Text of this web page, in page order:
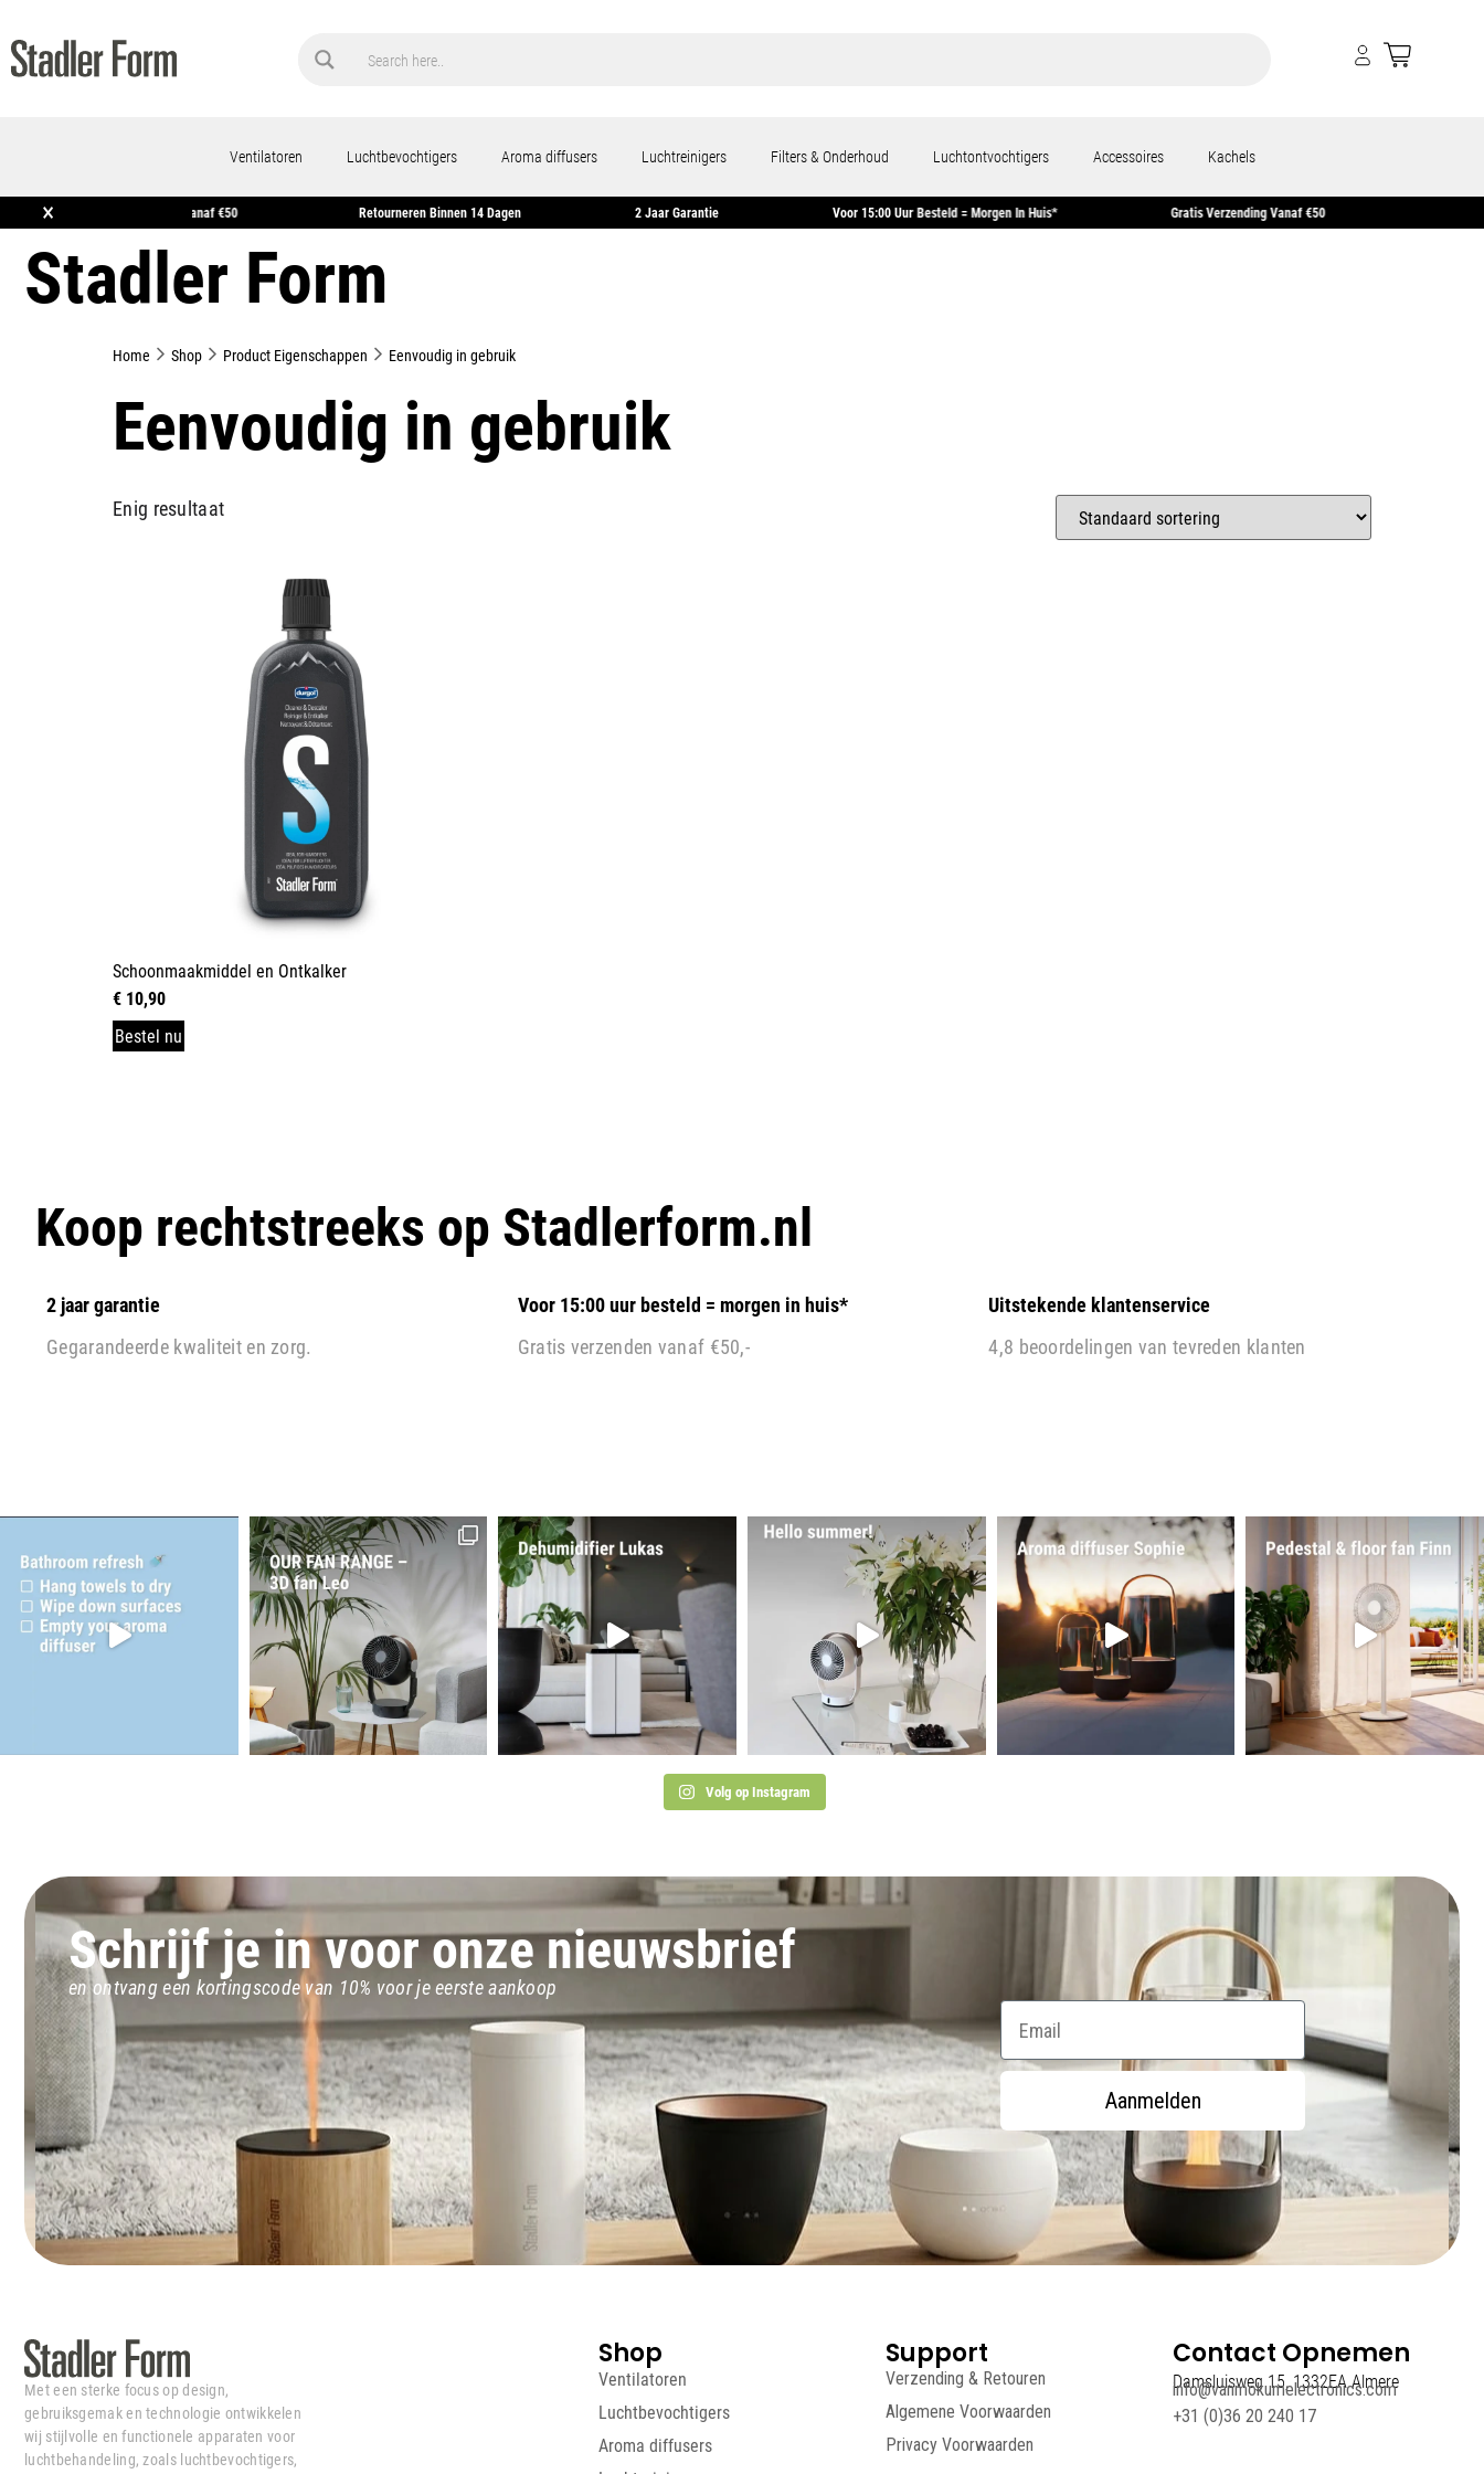
Ventilatoren Luchtbevochtigers Aroma diffusers Luchtreinigers Filters & Onderhoud Luchtontvochtigers Accessoires Kachels
× Gratis Verzending Vanaf €50 Retourneren Binnen 14 Dagen 2 Jaar Garantie Voor 15:00 Uur Besteld = Morgen In Huis* Gratis Verzending Vanaf €50
Stadler Form
Home Shop Product Eigenschappen Eenvoudig in gebruik
Eenvoudig in gebruik
Enig resultaat
Schoonmaakmiddel en Ontkalker
€ 10,90
Bestel nu
Koop rechtstreeks op Stadlerform.nl
2 jaar garantie
Gegarandeerde kwaliteit en zorg.
Voor 15:00 uur besteld = morgen in huis*
Gratis verzenden vanaf €50,-
Uitstekende klantenservice
4,8 beoordelingen van tevreden klanten
Volg op Instagram
Schrijf je in voor onze nieuwsbrief
en ontvang een kortingscode van 10% voor je eerste aankoop
Email
Aanmelden
Met een sterke focus op design,
gebruiksgemak en technologie ontwikkelen
wij stijlvolle en functionele apparaten voor
luchtbehandeling, zoals luchtbevochtigers,
Shop
Ventilatoren
Luchtbevochtigers
Aroma diffusers
Support
Verzending & Retouren
Algemene Voorwaarden
Privacy Voorwaarden
Contact Opnemen
Damsluisweg 15, 1332EA Almere
info@vanmokumelectronics.com
+31 (0)36 20 240 17